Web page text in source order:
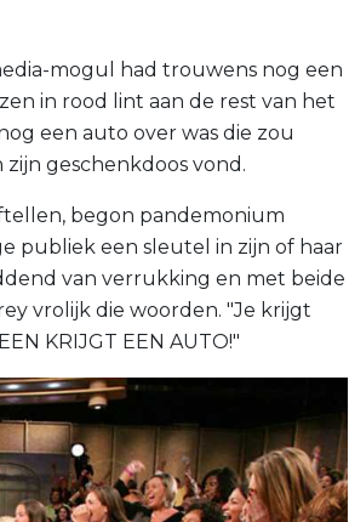
mogul had trouwens nog een
in rood lint aan de rest van het
een auto over was die zou
geschenkdoos vond.
begon pandemonium
publiek een sleutel in zijn of haar
van verrukking en met beide
vrolijk die woorden. "Je krijgt
KRIJGT EEN AUTO!"